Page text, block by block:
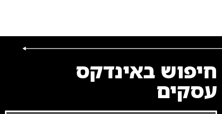
חיפוש באינדקס
עסקים